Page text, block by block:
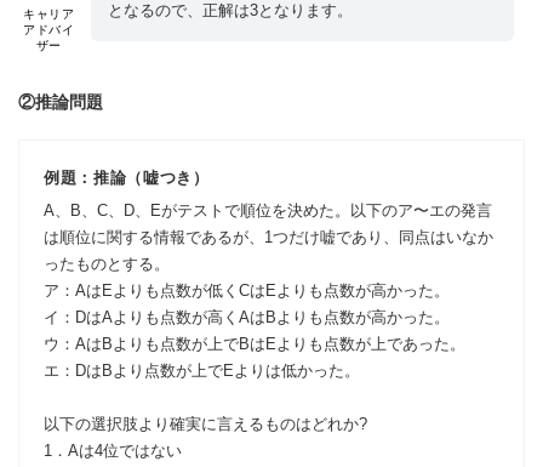
キャリア
アドバイ
ザー
となるので、正解は3となります。
②推論問題
例題：推論（嘘つき）
A、B、C、D、Eがテストで順位を決めた。以下のア〜エの発言
は順位に関する情報であるが、1つだけ嘘であり、同点はいなか
ったものとする。
ア：AはEよりも点数が低くCはEよりも点数が高かった。
イ：DはAよりも点数が高くAはBよりも点数が高かった。
ウ：AはBよりも点数が上でBはEよりも点数が上であった。
エ：DはBより点数が上でEよりは低かった。
以下の選択肢より確実に言えるものはどれか?
1．Aは4位ではない